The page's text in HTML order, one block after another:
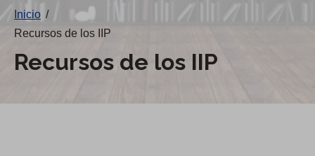
Inicio /
Recursos de los IIP
Recursos de los IIP